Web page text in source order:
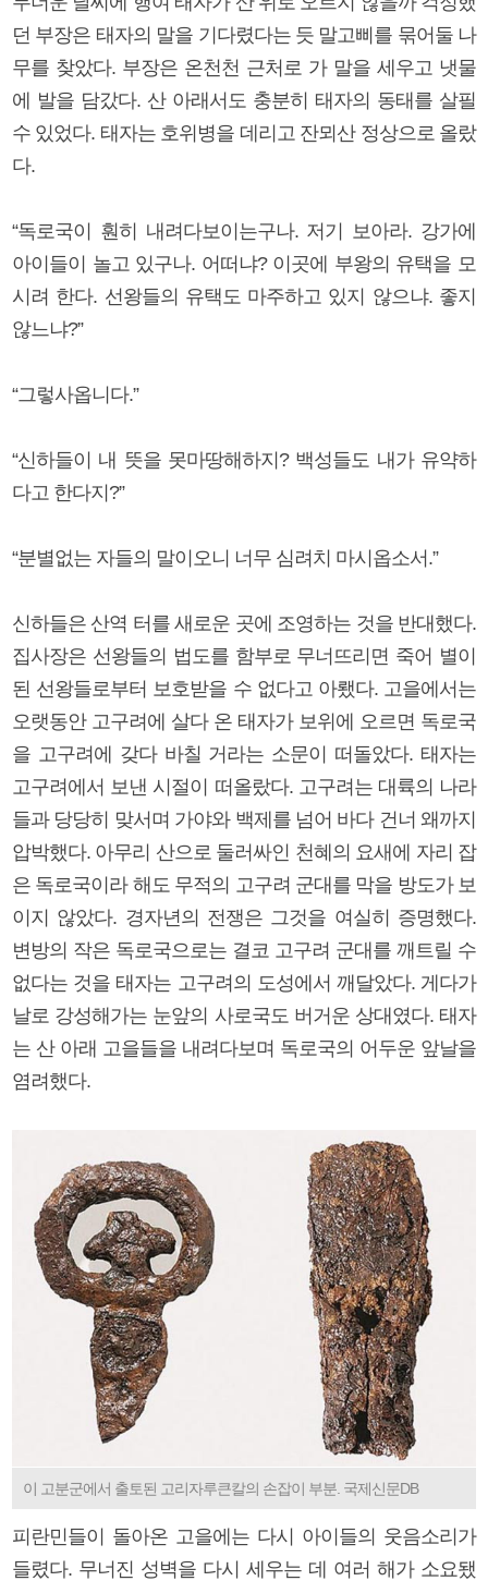
던 부장은 태자의 말을 기다렸다는 듯 말고삐를 묶어둘 나
무를 찾았다. 부장은 온천천 근처로 가 말을 세우고 냇물
에 발을 담갔다. 산 아래서도 충분히 태자의 동태를 살필
수 있었다. 태자는 호위병을 데리고 잔뫼산 정상으로 올랐
다.
“독로국이 훤히 내려다보이는구나. 저기 보아라. 강가에
아이들이 놀고 있구나. 어떠냐? 이곳에 부왕의 유택을 모
시려 한다. 선왕들의 유택도 마주하고 있지 않으냐. 좋지
않느냐?”
“그렇사옵니다.”
“신하들이 내 뜻을 못마땅해하지? 백성들도 내가 유약하
다고 한다지?”
“분별없는 자들의 말이오니 너무 심려치 마시옵소서.”
신하들은 산역 터를 새로운 곳에 조영하는 것을 반대했다.
집사장은 선왕들의 법도를 함부로 무너뜨리면 죽어 별이
된 선왕들로부터 보호받을 수 없다고 아뢨다. 고을에서는
오랫동안 고구려에 살다 온 태자가 보위에 오르면 독로국
을 고구려에 갖다 바칠 거라는 소문이 떠돌았다. 태자는
고구려에서 보낸 시절이 떠올랐다. 고구려는 대륙의 나라
들과 당당히 맞서며 가야와 백제를 넘어 바다 건너 왜까지
압박했다. 아무리 산으로 둘러싸인 천혜의 요새에 자리 잡
은 독로국이라 해도 무적의 고구려 군대를 막을 방도가 보
이지 않았다. 경자년의 전쟁은 그것을 여실히 증명했다.
변방의 작은 독로국으로는 결코 고구려 군대를 깨트릴 수
없다는 것을 태자는 고구려의 도성에서 깨달았다. 게다가
날로 강성해가는 눈앞의 사로국도 버거운 상대였다. 태자
는 산 아래 고을들을 내려다보며 독로국의 어두운 앞날을
염려했다.
이 고분군에서 출토된 고리자루큰칼의 손잡이 부분. 국제신문DB
피란민들이 돌아온 고을에는 다시 아이들의 웃음소리가
들렸다. 무너진 성벽을 다시 세우는 데 여러 해가 소요됐